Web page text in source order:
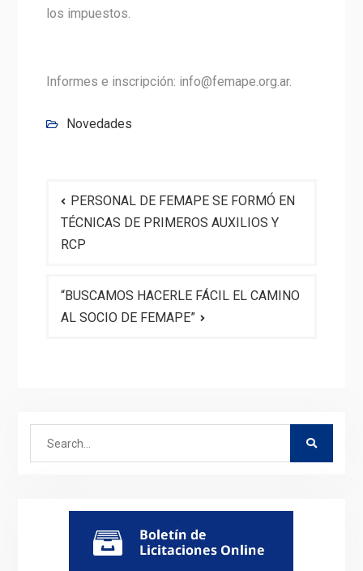
los impuestos.
Informes e inscripción: info@femape.org.ar.
Novedades
de
entradas
PERSONAL DE FEMAPE SE FORMÓ EN
TÉCNICAS DE PRIMEROS AUXILIOS Y
RCP
“BUSCAMOS HACERLE FÁCIL EL CAMINO
AL SOCIO DE FEMAPE”